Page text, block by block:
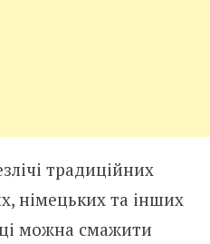
традиційних
німецьких та інших
можна смажити